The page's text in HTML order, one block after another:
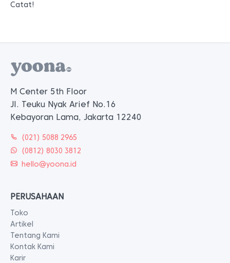
Catat!
M Center 5th Floor
Jl. Teuku Nyak Arief No.16
Kebayoran Lama, Jakarta 12240
(021) 5088 2965
(0812) 8030 3812
hello@yoona.id
PERUSAHAAN
Toko
Artikel
Tentang Kami
Kontak Kami
Karir